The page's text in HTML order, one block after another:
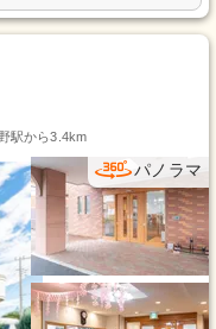
駅から3.4km
パノラマ